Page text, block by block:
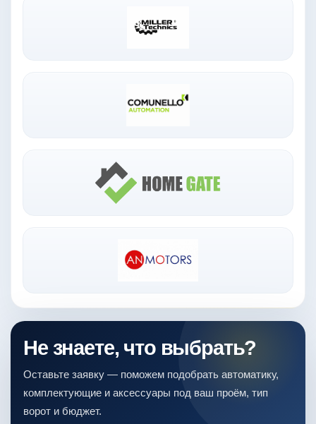
Не знаете, что выбрать?
Оставьте заявку — поможем подобрать автоматику,
комплектующие и аксессуары под ваш проём, тип
ворот и бюджет.